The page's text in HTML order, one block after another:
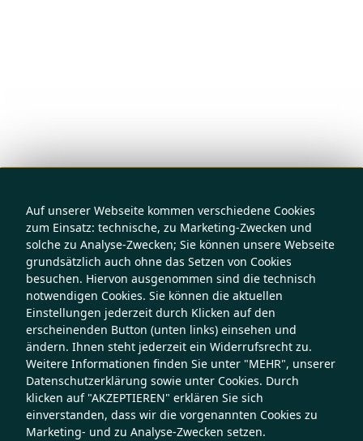
Auf unserer Webseite kommen verschiedene Cookies
zum Einsatz: technische, zu Marketing-Zwecken und
solche zu Analyse-Zwecken; Sie können unsere Webseite
grundsätzlich auch ohne das Setzen von Cookies
besuchen. Hiervon ausgenommen sind die technisch
notwendigen Cookies. Sie können die aktuellen
Einstellungen jederzeit durch Klicken auf den
erscheinenden Button (unten links) einsehen und
ändern. Ihnen steht jederzeit ein Widerrufsrecht zu.
Weitere Informationen finden Sie unter "MEHR", unserer
Datenschutzerklärung sowie unter Cookies. Durch
klicken auf "AKZEPTIEREN" erklären Sie sich
einverstanden, dass wir die vorgenannten Cookies zu
Marketing- und zu Analyse-Zwecken setzen.